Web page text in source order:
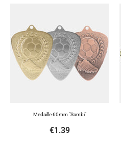
Medaille 60mm "Sambi"
€1.39